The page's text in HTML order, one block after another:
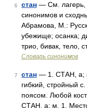
6 стан — См. лагерь,
синонимов и
Абрамова, М.:
убежище; осанка;
трио, бивак, тело,
Словарь синонимов
7 стан — 1. СТАН, а;
гибкий, стройный
поясом. Любой
СТАН, а; м. 1.